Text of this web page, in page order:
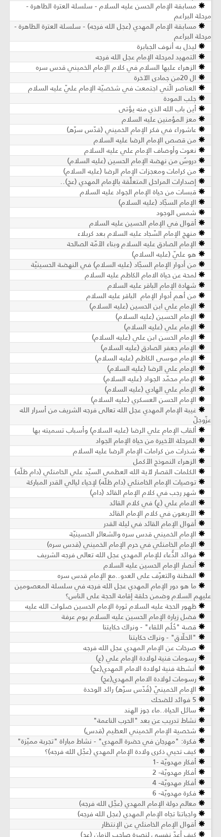
الإمام الحسن عليه السلام - سلسلة العترة الطاهرة -
الإمام المهدي (عجل الله فرجه) - سلسلة العترة الطاهرة -
به أنوف الجبابرة
لمرحلة الإمام عجل الله فرجه
عليها السلام في كلام الإمام الخميني قدس سره
الّتي اجتمعت في شخصيّة الإمام عليّ عليه السلام
المودة
باب الله الذي منه يؤتى
المؤمنين عليه السلام
في فكر الإمام الخميني (قدّس سرّه)
قصص الإمام الرضا عليه السلام
وأوصاف الإمام علي عليه السلام
من نهضة الإمام الحسين (عليه السلام)
كرامات ومعجزات الإمام الرضا (عليه السلام)
المراحل المتعلِّقة بالإمام المهدي (عج)..
من حياة الإمام الجواد عليه السلام
السجّاد (عليه السلام)
الوجود
في الإمام الحسين عليه السلام
الإمام السّجاد عليه السلام بعد كربلاء
الصادق عليه السلام وبناء الأمّة الصالحة
عليّ (عليه السلام)
أدوار الإمام السجّاد (عليه السلام) في النهضة الحسينيّة
عن حياة الامام الكاظم عليه السلام
الإمام الباقر عليه السلام
أهم أدوار الإمام الباقر عليه السلام
علي ابن الحسين (عليه السلام)
الحسين (عليه السلام)
علي (عليه السلام)
الحسن ابن علي (عليه السلام)
جعفر الصادق (عليه السلام)
موسى الكاظم (عليه السلام)
علي الرضا (عليه السلام)
محمّد الجواد (عليه السلام)
علي الهادي (عليه السلام)
الحسن العسكري (عليه السلام)
الإمام المهدي عجل الله تعالى فرجه الشريف من أسرار الله
الإمام علي الرضا (عليه السلام) وأسباب تسميته بها
الأخيرة من حياة الإمام الجواد
من كرامات الإمام الرضا عليه السلام
النموذج الأكمل
القصار لآية الله العظمى السيّد علي الخامنئي (دام ظلّه)
الإمام الخامنئي (دام ظلّه) لإحياء ليالي القدر المباركة
رجب في كلام الإمام القائد (دام)
علي (ع) في كلام القائد
في كلام الإمام القائد
الإمام القائد في ليلة القدر
الخميني قدس سره والشعائر الحسينيّة
الخامنئي في حرم الإمام الخميني (قدس سره)
الدُّعاء للإمام المهدي عجل الله تعالى فرجه الشريف
الإمام الحسين عليه السلام
والتعرّف على العدو..مع الإمام قدس سره
هو دور الإمام المهدي عجل الله فرجه في سلسلة المعصومين
وضمن حلقة إقامة الحجة على الناس؟
الحجة عليه السلام ثورة الإمام الحسين صلوات الله عليه
زيارة الإمام الحسين عليه السلام يوم عرفة
"حُلُم اللقاء" - ونراك حكايتنا
- ونراك حكايتنا
عن الإمام المهدي عجل الله فرجه
فنية لولادة الإمام علي (ع)
فنية لولادة الامام المهدي(عج)
لولادة الامام المهدي(عج)
الخمينيّ (قُدّس سرّه) رائد الوحدة
الحياة..ماء جوز الهند
تدريب عن بعد "الحرب الناعمة"
الإمام الخميني العظيم (قدس)
"مهرجان في حضرة المهدي" - نشاط مباراة "تجربة مميّزة"
تحيي ذكرى ولادة الإمام المهدي (عجّل الله فرجه)؟
مهدويّة -1
مهدويّة- 2
مهدويّة- 4
مهدويّة- 6
دولة الإمام المهدي (عجّل الله فرجه)
تجاه الإمام المهدي (عجل الله فرجه)
الإمام الخامنئي عن الإنتظار
أعدّ نفسي لنصرة صاحب الزمان (عج)